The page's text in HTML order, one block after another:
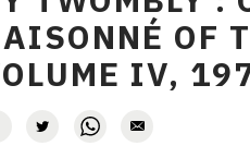
OF
IV,